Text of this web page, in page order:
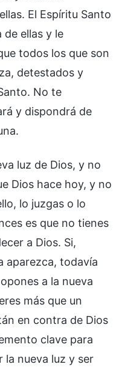
El Espíritu Santo
de ellas y le
todos los que son
detestados y
No te
y dispondrá de
luz de Dios, y no
Dios hace hoy, y no
lo juzgas o lo
es que no tienes
a Dios. Si,
aparezca, todavía
a la nueva
más que un
en contra de Dios
clave para
la nueva luz y ser